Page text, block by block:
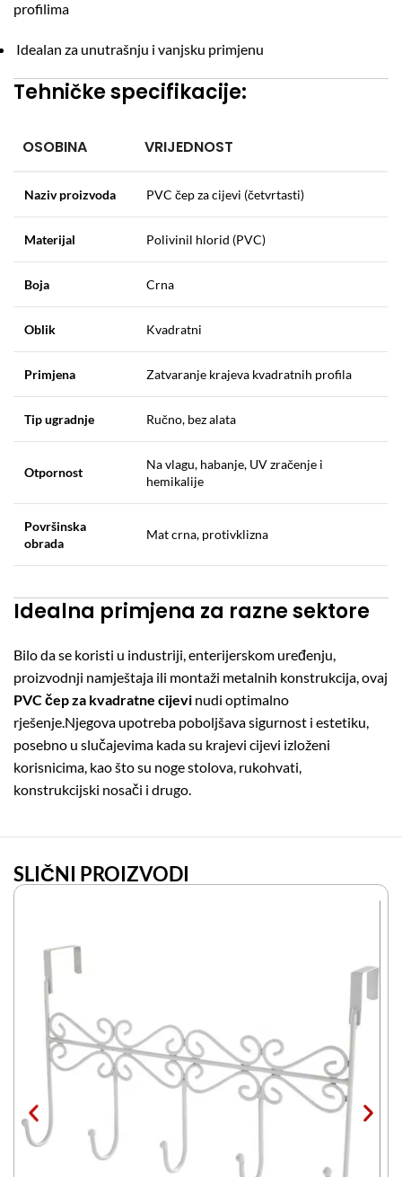
profilima
Idealan za unutrašnju i vanjsku primjenu
Tehničke specifikacije:
OSOBINA VRIJEDNOST
Naziv proizvoda PVC čep za cijevi (četvrtasti)
Materijal Polivinil hlorid (PVC)
Boja Crna
Oblik Kvadratni
Primjena Zatvaranje krajeva kvadratnih profila
Tip ugradnje Ručno, bez alata
Otpornost
Na vlagu, habanje, UV zračenje i
hemikalije
Površinska
obrada
Mat crna, protivklizna
Idealna primjena za razne sektore
Bilo da se koristi u industriji, enterijerskom uređenju,
proizvodnji namještaja ili montaži metalnih konstrukcija, ovaj
PVC čep za kvadratne cijevi nudi optimalno
rješenje.Njegova upotreba poboljšava sigurnost i estetiku,
posebno u slučajevima kada su krajevi cijevi izloženi
korisnicima, kao što su noge stolova, rukohvati,
konstrukcijski nosači i drugo.
SLIČNI PROIZVODI